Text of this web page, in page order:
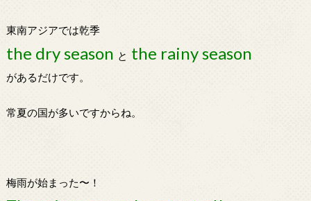
東南アジアでは乾季
the dry season と the rainy season
があるだけです。
常夏の国が多いですからね。
梅雨が始まった〜！